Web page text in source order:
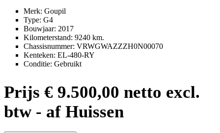
Merk: Goupil
Type: G4
Bouwjaar: 2017
Kilometerstand: 9240 km.
Chassisnummer: VRWGWAZZZH0N00070
Kenteken: EL-480-RY
Conditie: Gebruikt
Prijs € 9.500,00 netto excl.
btw - af Huissen